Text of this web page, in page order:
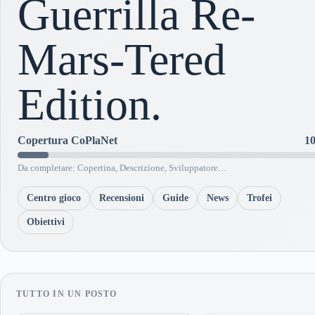
Guerrilla Re-
Mars-Tered
Edition.
Copertura CoPlaNet
Da completare: Copertina, Descrizione, Sviluppatore…
Centro gioco Recensioni Guide News Trofei
Obiettivi
TUTTO IN UN POSTO